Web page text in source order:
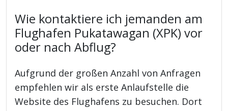
Wie kontaktiere ich jemanden am
Flughafen Pukatawagan (XPK) vor
oder nach Abflug?
Aufgrund der großen Anzahl von Anfragen
empfehlen wir als erste Anlaufstelle die
Website des Flughafens zu besuchen. Dort